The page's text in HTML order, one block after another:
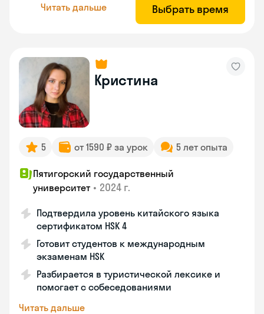
Читать дальше Выбрать время
Кристина
5 от 1590 ₽ за урок 5 лет опыта
Пятигорский государственный
университет • 2024 г.
Подтвердила уровень китайского языка
сертификатом HSK 4
Готовит студентов к международным
экзаменам HSK
Разбирается в туристической лексике и
помогает с собеседованиями
Читать дальше